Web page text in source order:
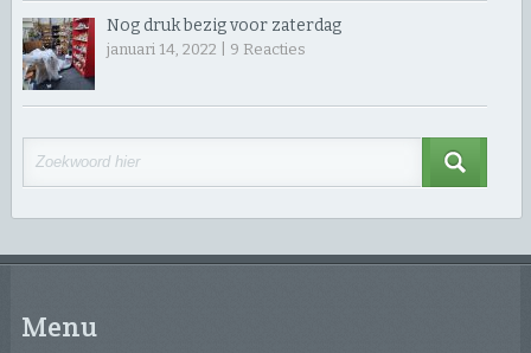
Nog druk bezig voor zaterdag
januari 14, 2022 | 9 Reacties
Menu